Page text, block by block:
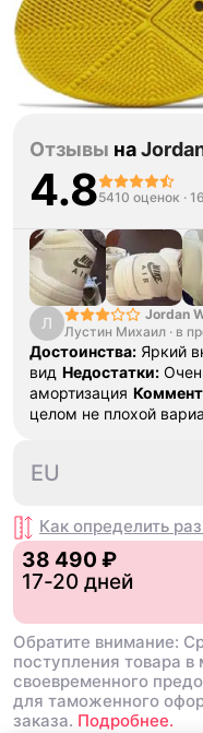
Отзывы на
4.85410 оценок ·
Л
Jordan
"Bright
Лустин Михаил · в
Достоинства: Яркий
вид Недостатки:
амортизация
целом не плохой
множество других
баскетбольных
EU
Как определить
38 490 ₽
17-20 дней
Обратите внимание:
поступления товара
своевременного
для таможенного
заказа. Подробнее.